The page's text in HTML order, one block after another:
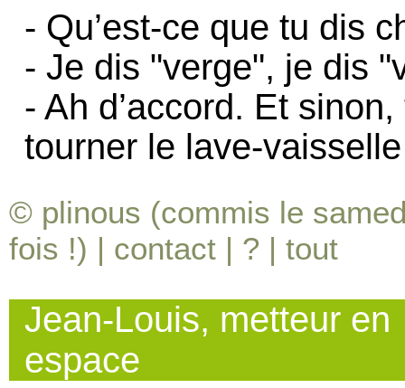
- Qu’est-ce que tu dis
- Je dis "verge", je dis
- Ah d’accord. Et
tourner le lave-
© plinous (commis le
fois !) | contact | ? | tout
Jean-Louis, metteur en
espace